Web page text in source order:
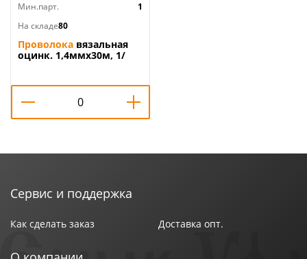
Мин.парт.
1
На складе80
Проволока вязальная
оцинк. 1,4ммх30м, 1/
Сервис и поддержка
Как сделать заказ Доставка опт.